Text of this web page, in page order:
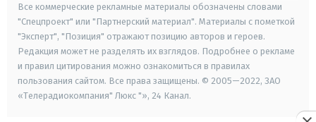
Все коммерческие рекламные материалы обозначены словами
"Спецпроект" или "Партнерский материал". Материалы с пометкой
"Эксперт", "Позиция" отражают позицию авторов и героев.
Редакция может не разделять их взглядов. Подробнее о рекламе
и правил цитирования можно ознакомиться в правилах
пользования сайтом. Все права защищены. © 2005—2022, ЗАО
«Телерадиокомпания" Люкс "», 24 Канал.